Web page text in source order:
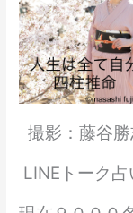
撮影：藤谷
LINEトーク占